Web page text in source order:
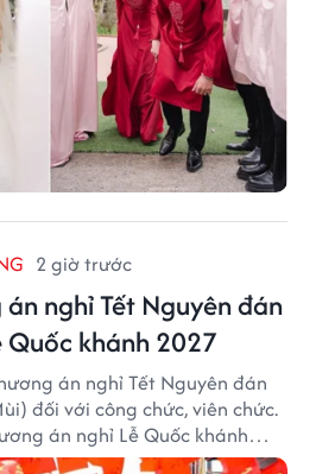
2 giờ trước
nghỉ Tết Nguyên đán
khánh 2027
án nghỉ Tết Nguyên đán
đối với công chức, viên chức.
án nghỉ Lễ Quốc khánh
liên tục.